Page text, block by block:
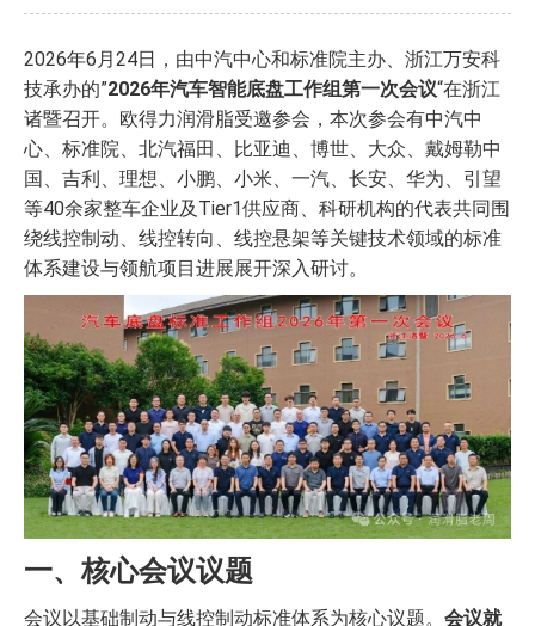
2026年6月24日，由中汽中心和标准院主办、浙江万安科
技承办的”2026年汽车智能底盘工作组第一次会议“在浙江
诸暨召开。欧得力润滑脂受邀参会，本次参会有中汽中
心、标准院、北汽福田、比亚迪、博世、大众、戴姆勒中
国、吉利、理想、小鹏、小米、一汽、长安、华为、引望
等40余家整车企业及Tier1供应商、科研机构的代表共同围
绕线控制动、线控转向、线控悬架等关键技术领域的标准
体系建设与领航项目进展展开深入研讨。
一、核心会议议题
会议以基础制动与线控制动标准体系为核心议题。 会议就